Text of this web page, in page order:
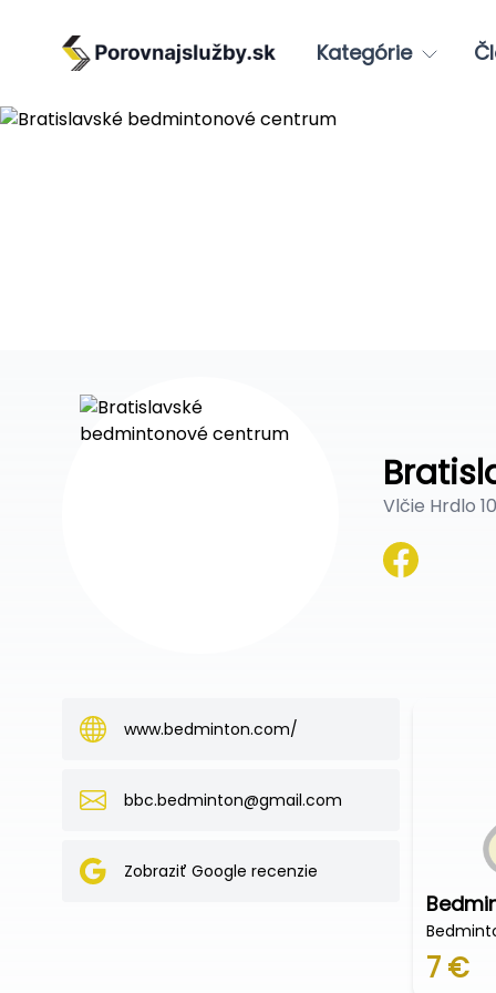
Kategórie
Vlčie Hrdlo
www.bedminton.com/
bbc.bedminton@gmail.com
Zobraziť Google recenzie
7 €